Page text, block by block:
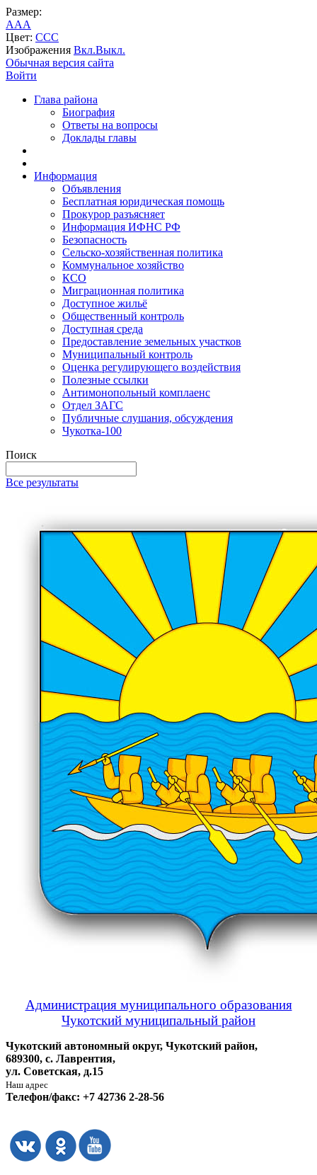
Размер:
AAA
Цвет: CCC
Изображения Вкл.Выкл.
Обычная версия сайта
Войти
Глава района
Биография
Ответы на вопросы
Доклады главы
Информация
Объявления
Бесплатная юридическая помощь
Прокурор разъясняет
Информация ИФНС РФ
Безопасность
Сельско-хозяйственная политика
Коммунальное хозяйство
КСО
Миграционная политика
Доступное жильё
Общественный контроль
Доступная среда
Предоставление земельных участков
Муниципальный контроль
Оценка регулирующего воздействия
Полезные ссылки
Антимонопольный комплаенс
Отдел ЗАГС
Публичные слушания, обсуждения
Чукотка-100
Поиск
Все результаты
Администрация муниципального образования
Чукотский муниципальный район
Чукотский автономный округ, Чукотский район,
689300, с. Лаврентия,
ул. Советская, д.15
Наш адрес
Телефон/факс: +7 42736 2-28-56